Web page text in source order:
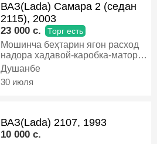
ВАЗ(Lada) Самара 2 (седан
2115), 2003
23 000 c. Торг есть
Мошинча беҳтарин ягон расход
надора хадавой-каробка-матор
100% ҳамаи ҳуҷатш ҳаст +утил
муомила дар назди мошин, Газ-
бензин, Механика, Седан
Душанбе
30 июля
ВАЗ(Lada) 2107, 1993
10 000 c.